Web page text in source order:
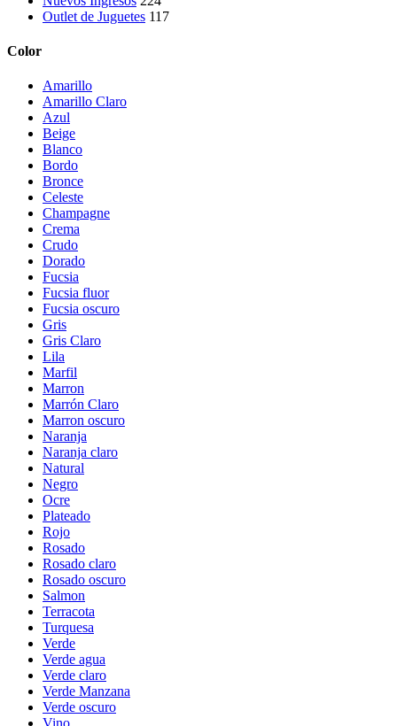
Outlet de Juguetes 117
Color
Amarillo
Amarillo Claro
Azul
Beige
Blanco
Bordo
Bronce
Celeste
Champagne
Crema
Crudo
Dorado
Fucsia
Fucsia fluor
Fucsia oscuro
Gris
Gris Claro
Lila
Marfil
Marron
Marrón Claro
Marron oscuro
Naranja
Naranja claro
Natural
Negro
Ocre
Plateado
Rojo
Rosado
Rosado claro
Rosado oscuro
Salmon
Terracota
Turquesa
Verde
Verde agua
Verde claro
Verde Manzana
Verde oscuro